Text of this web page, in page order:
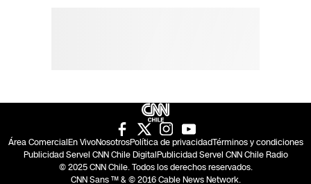
Área ComercialEn VivoNosotrosPolítica de privacidadTérminos y condiciones
Publicidad Servel CNN Chile DigitalPublicidad Servel CNN Chile Radio
© 2025 CNN Chile. Todos los derechos reservados.
CNN Sans ™ & © 2016 Cable News Network.